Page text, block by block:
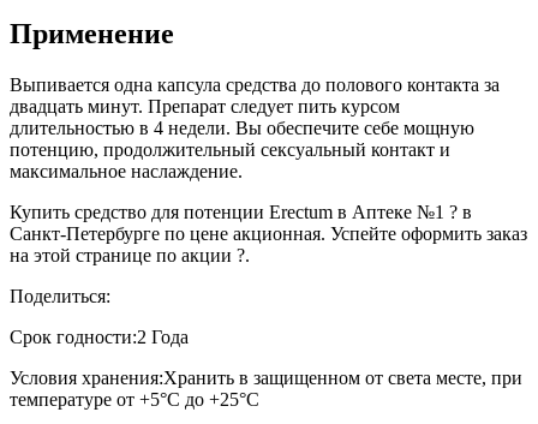
Применение
Выпивается одна капсула средства до полового контакта за
двадцать минут. Препарат следует пить курсом
длительностью в 4 недели. Вы обеспечите себе мощную
потенцию, продолжительный сексуальный контакт и
максимальное наслаждение.
Купить средство для потенции Erectum в Аптеке №1 ? в
Санкт-Петербурге по цене акционная. Успейте оформить заказ
на этой странице по акции ?.
Поделиться:
Срок годности:2 Года
Условия хранения:Хранить в защищенном от света месте, при
температуре от +5°С до +25°С